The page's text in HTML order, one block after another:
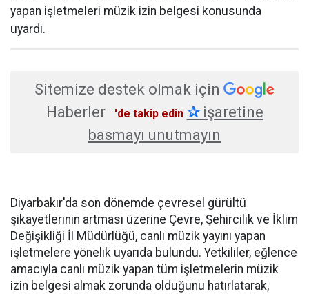
yapan işletmeleri müzik izin belgesi konusunda
uyardı.
Sitemize destek olmak için
Haberler
'de takip edin ✰işaretine
basmayı unutmayın
Diyarbakır'da son dönemde çevresel gürültü
şikayetlerinin artması üzerine Çevre, Şehircilik ve İklim
Değişikliği İl Müdürlüğü, canlı müzik yayını yapan
işletmelere yönelik uyarıda bulundu. Yetkililer, eğlence
amacıyla canlı müzik yapan tüm işletmelerin müzik
izin belgesi almak zorunda olduğunu hatırlatarak,